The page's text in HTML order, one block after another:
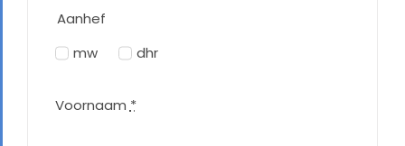
Aanhef
mw
dhr
Voornaam *